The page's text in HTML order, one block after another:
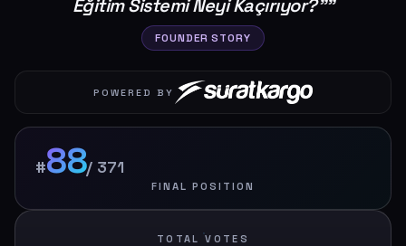
Eğitim Sistemi Neyi Kaçırıyor?”"
FOUNDER STORY
POWERED BY
#88/ 371
FINAL POSITION
TOTAL VOTES